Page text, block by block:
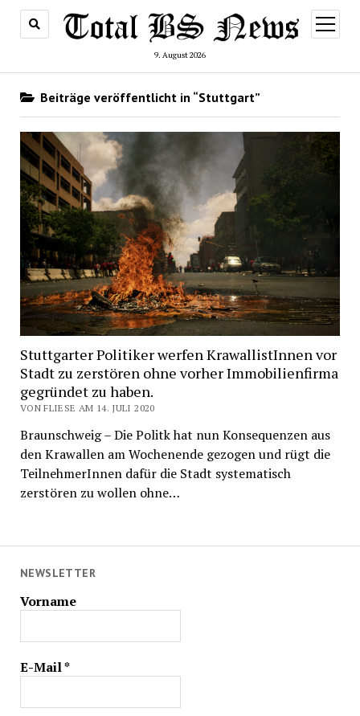
9. August 2026
Menü
öffnen
NEWSLETTER
Vorname
E-Mail*
Beiträge veröffentlicht in “Stuttgart”
Stuttgarter Politiker werfen KrawallistInnen vor
Stadt zu zerstören ohne vorher Immobilienfirma
gegründet zu haben.
VON FLIESE AM 14. JULI 2020
Braunschweig – Die Politk hat nun Konsequenzen aus
den Krawallen am Wochenende gezogen und rügt die
TeilnehmerInnen dafür die Stadt systematisch
zerstören zu wollen ohne…